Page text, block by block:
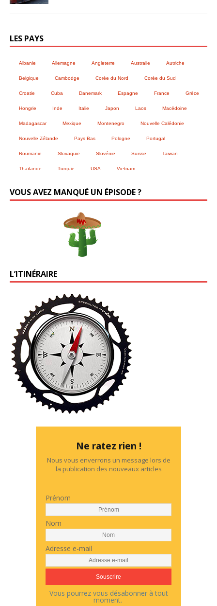
LES PAYS
Albanie Allemagne Angleterre Australie Autriche
Belgique Cambodge Corée du Nord Corée du Sud
Croatie Cuba Danemark Espagne France Grèce
Hongrie Inde Italie Japon Laos Macédoine
Madagascar Mexique Montenegro Nouvelle Calédonie
Nouvelle Zélande Pays Bas Pologne Portugal
Roumanie Slovaquie Slovénie Suisse Taiwan
Thaïlande Turquie USA Vietnam
VOUS AVEZ MANQUÉ UN ÉPISODE ?
L’ITINÉRAIRE
Ne ratez rien !
Nous vous enverrons un message lors de
la publication des nouveaux articles
Prénom
Nom
Adresse e-mail
Vous pourrez vous désabonner à tout
moment.